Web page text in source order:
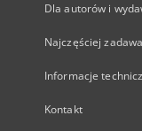
Dla autorów i
Najczęściej
Informacje
Kontakt